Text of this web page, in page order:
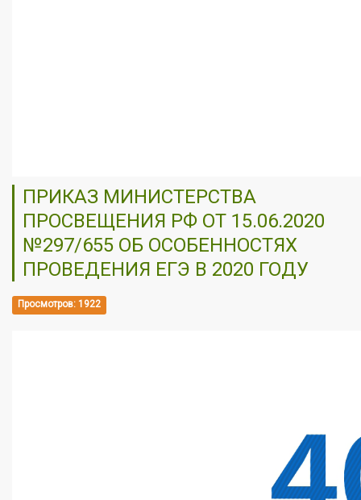
ПРИКАЗ МИНИСТЕРСТВА
ПРОСВЕЩЕНИЯ РФ ОТ 15.06.2020
№297/655 ОБ ОСОБЕННОСТЯХ
ПРОВЕДЕНИЯ ЕГЭ В 2020 ГОДУ
Просмотров: 1922